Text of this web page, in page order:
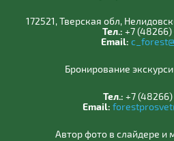
172521, Тверская обл,
Тел.: +7
Email:
Бронирование
Тел.: +7
Email:
Автор фото в слайдере и